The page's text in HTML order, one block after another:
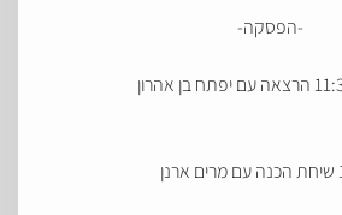
-הפסקה-
בן אהרון